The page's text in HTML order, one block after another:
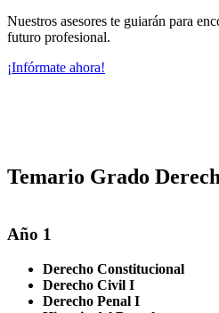
Nuestros asesores te guiarán para
futuro profesional.
¡Infórmate ahora!
Temario Grado
Año 1
Derecho Constitucional
Derecho Civil I
Derecho Penal I